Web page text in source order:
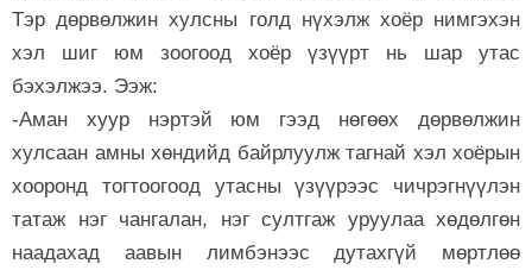
Тэр дөрвөлжин хулсны голд нүхэлж хоёр нимгэхэн
хэл шиг юм зоогоод хоёр үзүүрт нь шар утас
бэхэлжээ. Ээж:
-Аман хуур нэртэй юм гээд нөгөөх дөрвөлжин
хулсаан амны хөндийд байрлуулж тагнай хэл хоёрын
хооронд тогтоогоод утасны үзүүрээс чичрэгнүүлэн
татаж нэг чангалан, нэг султгаж уруулаа хөдөлгөн
наадахад аавын лимбэнээс дутахгүй мөртлөө